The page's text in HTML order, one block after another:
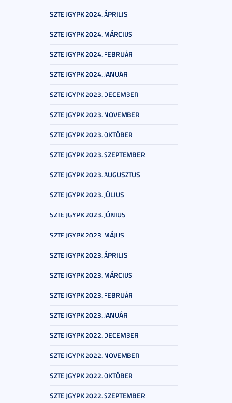
SZTE JGYPK 2024. ÁPRILIS
SZTE JGYPK 2024. MÁRCIUS
SZTE JGYPK 2024. FEBRUÁR
SZTE JGYPK 2024. JANUÁR
SZTE JGYPK 2023. DECEMBER
SZTE JGYPK 2023. NOVEMBER
SZTE JGYPK 2023. OKTÓBER
SZTE JGYPK 2023. SZEPTEMBER
SZTE JGYPK 2023. AUGUSZTUS
SZTE JGYPK 2023. JÚLIUS
SZTE JGYPK 2023. JÚNIUS
SZTE JGYPK 2023. MÁJUS
SZTE JGYPK 2023. ÁPRILIS
SZTE JGYPK 2023. MÁRCIUS
SZTE JGYPK 2023. FEBRUÁR
SZTE JGYPK 2023. JANUÁR
SZTE JGYPK 2022. DECEMBER
SZTE JGYPK 2022. NOVEMBER
SZTE JGYPK 2022. OKTÓBER
SZTE JGYPK 2022. SZEPTEMBER